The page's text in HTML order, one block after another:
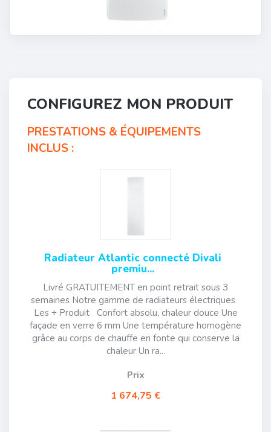
CONFIGUREZ MON PRODUIT
PRESTATIONS & ÉQUIPEMENTS
INCLUS :
Radiateur Atlantic connecté Divali
premiu...
Livré GRATUITEMENT en point retrait sous 3
semaines Notre gamme de radiateurs électriques
Les + Produit Confort absolu, chaleur douce Une
façade en verre 6 mm Une température homogène
grâce au corps de chauffe en fonte qui conserve la
chaleur Un ra...
Prix
1 674,75 €